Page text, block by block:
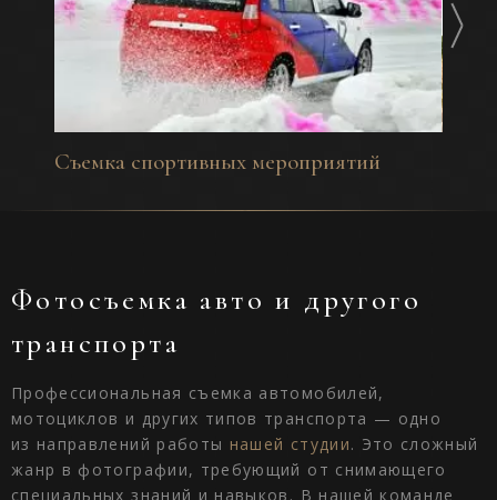
Съемка спортивных мероприятий
Фотосъемка авто и другого
транспорта
Профессиональная съемка автомобилей,
мотоциклов и других типов транспорта — одно
из направлений работы нашей студии. Это сложный
жанр в фотографии, требующий от снимающего
специальных знаний и навыков. В нашей команде